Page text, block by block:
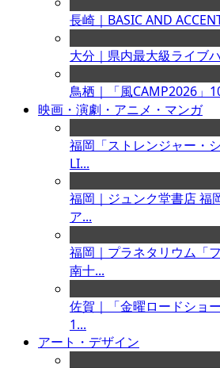
長崎｜BASIC AND
大分｜県内最大級ライブ
鳥栖｜「風CAMP2026」
映画・演劇・アニメ・マンガ
福岡「ストレンジャー・
LI...
福岡｜ジュンク堂書店 福
ア...
福岡｜プラネタリウム「
南十...
佐賀｜「金曜ロードショ
1...
アート・デザイン